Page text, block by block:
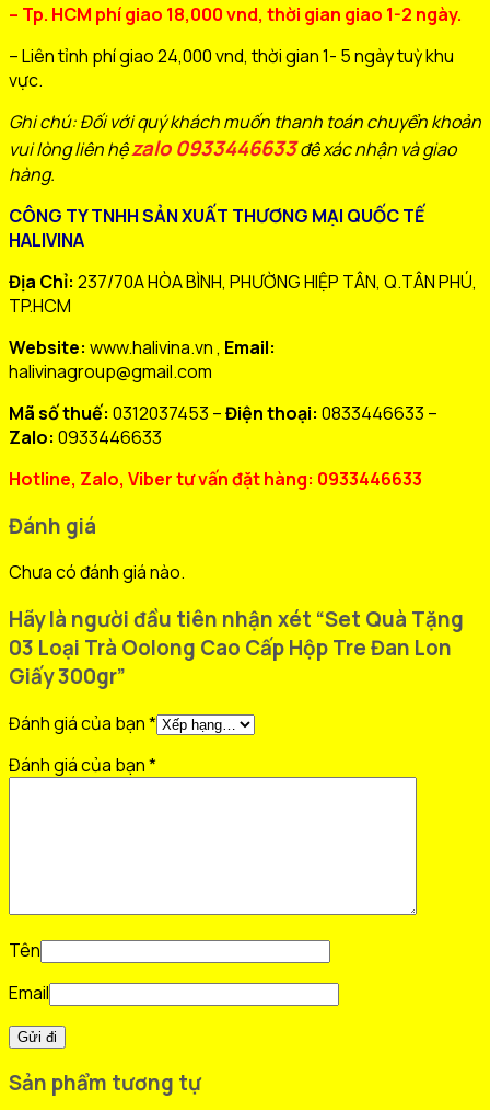
– Tp. HCM phí giao 18,000 vnd, thời gian giao 1-2 ngày.
– Liên tỉnh phí giao 24,000 vnd, thời gian 1- 5 ngày tuỳ khu
vực.
Ghi chú: Đối với quý khách muốn thanh toán chuyển khoản
vui lòng liên hệzalo 0933446633đê xác nhận và giao
hàng.
CÔNG TY TNHH SẢN XUẤT THƯƠNG MẠI QUỐC TẾ
HALIVINA
Địa Chỉ: 237/70A HÒA BÌNH, PHƯỜNG HIỆP TÂN, Q.TÂN PHÚ,
TP.HCM
Website: www.halivina.vn , Email:
halivinagroup@gmail.com
Mã số thuế: 0312037453 –Điện thoại: 0833446633 –
Zalo: 0933446633
Hotline, Zalo, Viber tư vấn đặt hàng: 0933446633
Đánh giá
Chưa có đánh giá nào.
Hãy là người đầu tiên nhận xét “Set Quà Tặng
03 Loại Trà Oolong Cao Cấp Hộp Tre Đan Lon
Giấy 300gr”
Đánh giá của bạn*
Đánh giá của bạn*
Tên
Email
Sản phẩm tương tự